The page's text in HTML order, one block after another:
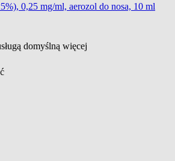
0,25 mg/ml, aerozol do nosa, 10 ml
domyślną więcej